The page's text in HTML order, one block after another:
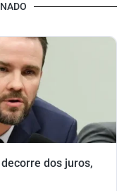
dos juros,